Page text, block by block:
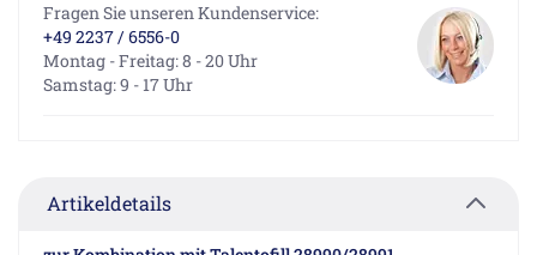
Fragen Sie unseren Kundenservice:
+49 2237 / 6556-0
Montag - Freitag: 8 - 20 Uhr
Samstag: 9 - 17 Uhr
Artikeldetails